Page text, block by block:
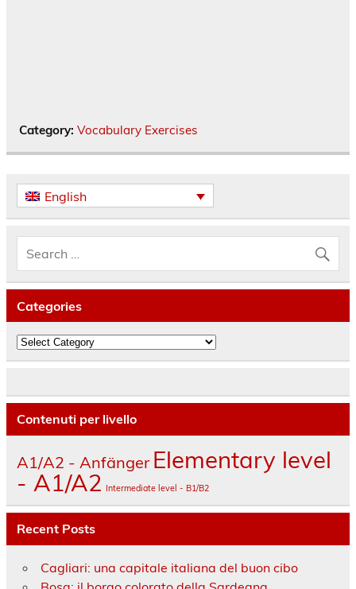
Category: Vocabulary Exercises
English
Categories
Categories
Contenuti per livello
A1/A2 - Anfänger Elementary level
- A1/A2 Intermediate level - B1/B2
Recent Posts
Cagliari: una capitale italiana del buon cibo